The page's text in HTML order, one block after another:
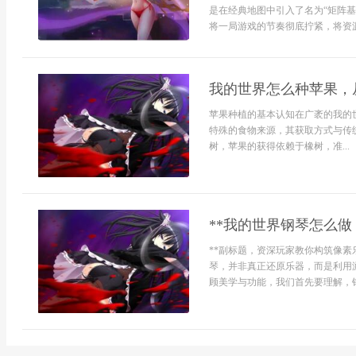
是在经典地图中引入了名为“矩阵
将一局游戏的节奏彻底拧紧，将资
我的世界怎么种苹果
苹果种植的基本认知在广袤的我
特殊的食物来源，其获取方式与
树，苹果的获得依赖于橡树，准...
**我的世界钢琴怎么
**副标题，资深玩家教你构筑像
琴，并非真正还原乐器，而是利
顾美学与功能，我们首先要理解